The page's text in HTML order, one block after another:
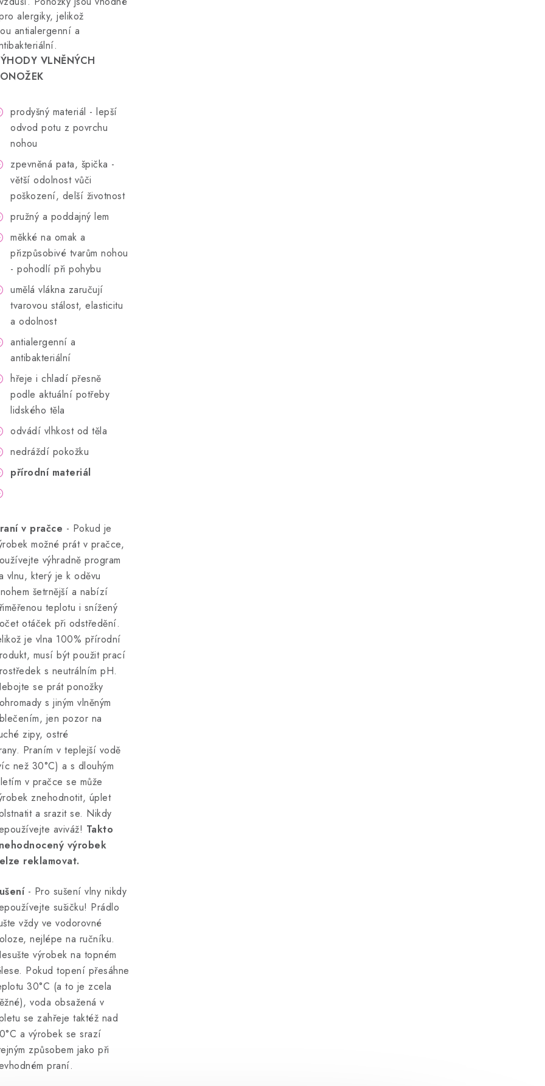
alergiky, jelikož
antialergenní a
VLNĚNÝCH
prodyšný materiál - lepší
odvod potu z povrchu
nohou
zpevněná pata, špička -
větší odolnost vůči
poškození, delší životnost
pružný a poddajný lem
měkké na omak a
přizpůsobivé tvarům nohou
- pohodlí při pohybu
umělá vlákna zaručují
tvarovou stálost, elasticitu
a odolnost
antialergenní a
antibakteriální
hřeje i chladí přesně
podle aktuální potřeby
lidského těla
odvádí vlhkost od těla
nedráždí pokožku
přírodní materiál
v pračce - Pokud je
možné prát v pračce,
výhradně program
vlnu, který je k oděvu
šetrnější a nabízí
teplotu i snížený
otáček při odstředění.
je vlna 100% přírodní
musí být použit prací
s neutrálním pH.
se prát ponožky
s jiným vlněným
jen pozor na
zipy, ostré
Praním v teplejší vodě
než 30°C) a s dlouhým
v pračce se může
znehodnotit, úplet
a srazit se. Nikdy
aviváž! Takto
výrobek
reklamovat.
- Pro sušení vlny nikdy
sušičku! Prádlo
vždy ve vodorovné
nejlépe na ručníku.
výrobek na topném
Pokud topení přesáhne
30°C (a to je zcela
voda obsažená v
se zahřeje taktéž nad
a výrobek se srazí
způsobem jako při
praní.